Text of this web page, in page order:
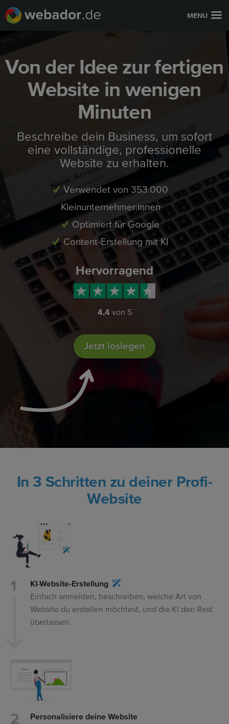
MENU
Von der Idee zur fertigen
Website in wenigen
Minuten
Beschreibe dein Business, um sofort
eine vollständige, professionelle
Website zu erhalten.
Verwendet von 353.000
Kleinunternehmer:innen
Optimiert für Google
Content-Erstellung mit KI
Hervorragend
4,4 von 5
Jetzt loslegen
In 3 Schritten zu deiner Profi-
Website
KI-Website-Erstellung
Einfach anmelden, beschreiben, welche Art von
Website du erstellen möchtest, und die KI den Rest
überlassen.
Personalisiere deine Website